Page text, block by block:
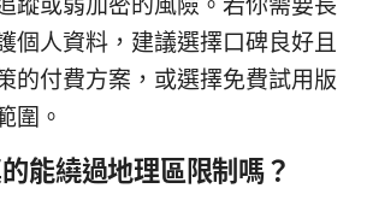
蹤或弱加密的風險。若你需要長
個人資料，建議選擇口碑良好且
的付費方案，或選擇免費試用版
圍。
能繞過地理區限制嗎？